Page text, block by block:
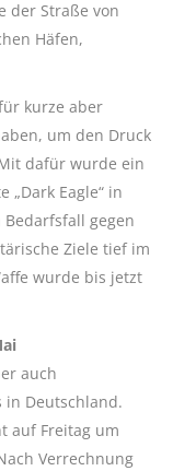
der Straße von
Häfen,
kurze aber
um den Druck
dafür wurde ein
„Dark Eagle“ in
gegen
Ziele tief im
wurde bis jetzt
auch
in Deutschland.
auf Freitag um
Verrechnung